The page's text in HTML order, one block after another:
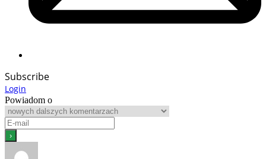
Subscribe
Login
Powiadom o